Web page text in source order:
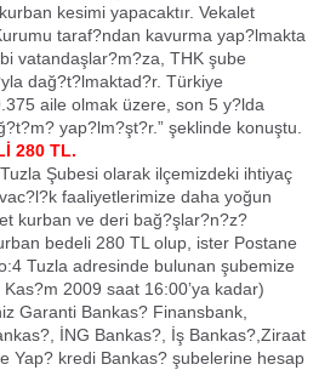
kesimi yapacaktır. Vekalet
taraf?ndan kavurma yap?lmakta
vatandaşlar?m?za, THK şube
dağ?t?lmaktad?r. Türkiye
aile olmak üzere, son 5 y?lda
yap?lm?şt?r.” şeklinde konuştu.
280 TL.
Şubesi olarak ilçemizdeki ihtiyaç
faaliyetlerimize daha yoğun
kurban ve deri bağ?şlar?n?z?
bedeli 280 TL olup, ister Postane
Tuzla adresinde bulunan şubemize
2009 saat 16:00’ya kadar)
Garanti Bankas? Finansbank,
İNG Bankas?, İş Bankas?,Ziraat
Yap? kredi Bankas? şubelerine hesap